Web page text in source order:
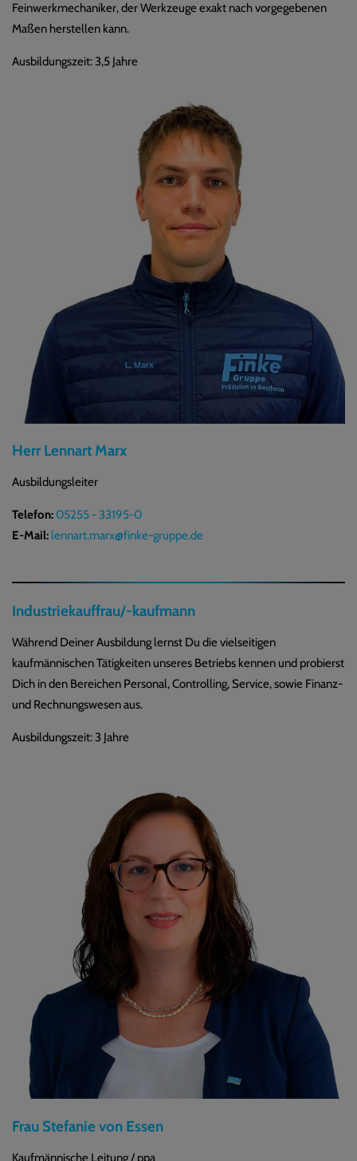
Feinwerkmechaniker, der Werkzeuge exakt nach vorgegebenen
Maßen herstellen kann.
Ausbildungszeit: 3,5 Jahre
Herr Lennart Marx
Ausbildungsleiter
Telefon: 05255 - 33195-0
E-Mail: lennart.marx@finke-gruppe.de
Industriekauffrau/-kaufmann
Während Deiner Ausbildung lernst Du die vielseitigen
kaufmännischen Tätigkeiten unseres Betriebs kennen und probierst
Dich in den Bereichen Personal, Controlling, Service, sowie Finanz-
und Rechnungswesen aus.
Ausbildungszeit: 3 Jahre
Frau Stefanie von Essen
Kaufmännische Leitung / ppa